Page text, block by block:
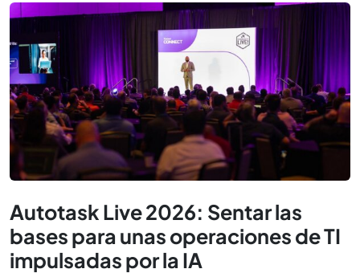
Autotask Live 2026: Sentar las
bases para unas operaciones de TI
impulsadas por la IA